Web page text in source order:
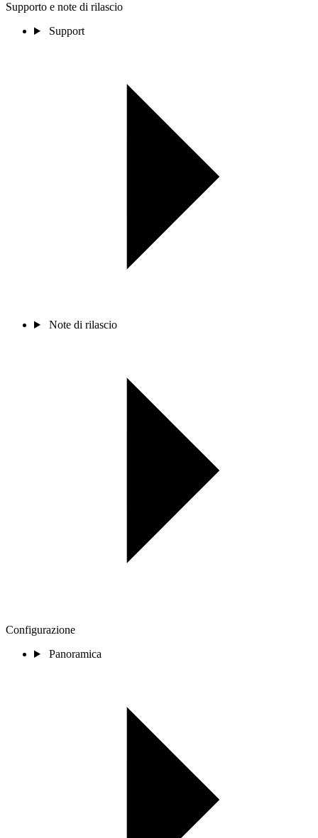
Supporto e note di rilascio
Support
Note di rilascio
Configurazione
Panoramica